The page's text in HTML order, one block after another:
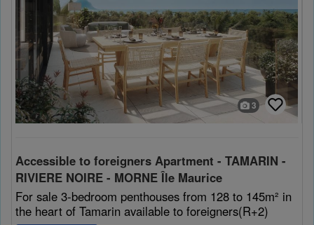
3
Accessible to foreigners Apartment - TAMARIN -
RIVIERE NOIRE - MORNE Île Maurice
For sale 3-bedroom penthouses from 128 to 145m² in
the heart of Tamarin available to foreigners(R+2)